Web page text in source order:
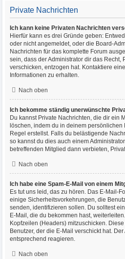
Private Nachrichten
Ich kann keine Privaten Nachrichten
Hierfür kann es drei Gründe geben:
oder nicht angemeldet, oder die Board-
Nachrichten für das komplette Forum
sein, dass der Administrator dir das Recht,
verschicken, entzogen hat. Kontaktiere
Informationen zu erhalten.
Nach oben
Ich bekomme ständig unerwünschte
Du kannst Private Nachrichten, die dir ein
löschen, indem du in deinem
Regel erstellst. Falls du belästigende
so kannst du dies auch einem
betreffenden Mitglied dann verbieten,
Nach oben
Ich habe eine Spam-E-Mail von einem
Es tut uns leid, das zu hören. Das E-Mail-
einige Sicherheitsvorkehrungen, die
senden, identifizieren sollen. Du solltest
E-Mail, die du bekommen hast,
Kopfzeilen (Headers) mitzuschicken.
Benutzer, der die E-Mail verschickt hat.
entsprechend reagieren.
Nach oben